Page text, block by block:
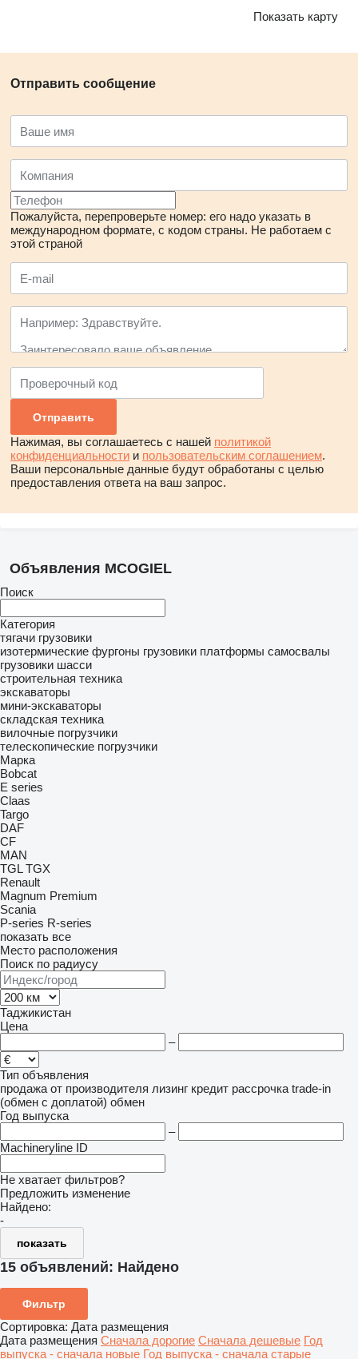
Показать карту
Отправить сообщение
Пожалуйста, перепроверьте номер: его надо указать в
международном формате, с кодом страны. Не работаем с
этой страной
Нажимая, вы соглашаетесь с нашей политикой
конфиденциальности и пользовательским соглашением.
Ваши персональные данные будут обработаны с целью
предоставления ответа на ваш запрос.
Объявления MCOGIEL
Поиск
Категория
тягачи грузовики
изотермические фургоны грузовики платформы самосвалы
грузовики шасси
строительная техника
экскаваторы
мини-экскаваторы
складская техника
вилочные погрузчики
телескопические погрузчики
Марка
Bobcat
E series
Claas
Targo
DAF
CF
MAN
TGL TGX
Renault
Magnum Premium
Scania
P-series R-series
показать все
Место расположения
Поиск по радиусу
Таджикистан
Цена
–
Тип объявления
продажа от производителя лизинг кредит рассрочка trade-in
(обмен с доплатой) обмен
Год выпуска
–
Machineryline ID
Не хватает фильтров?
Предложить изменение
Найдено:
-
показать
15 объявлений: Найдено
Фильтр
Сортировка: Дата размещения
Дата размещения Сначала дорогие Сначала дешевые Год
выпуска - сначала новые Год выпуска - сначала старые